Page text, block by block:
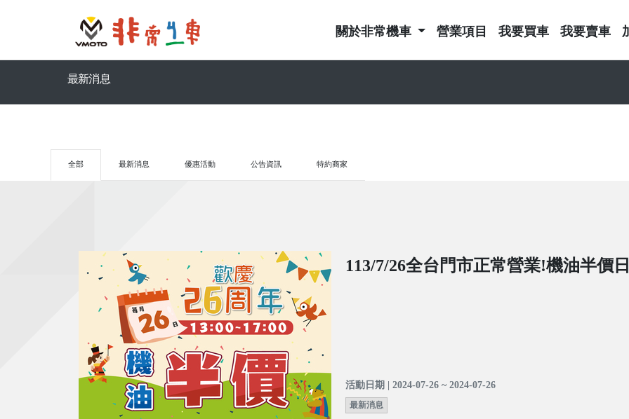
關於非常機車 營業項目 我要買車 我要賣車
最新消息
全部 最新消息 優惠活動 公告資訊 特約商家
113/7/26全台門市正常營業!機油半價
活動日期 | 2024-07-26 ~ 2024-07-26
最新消息